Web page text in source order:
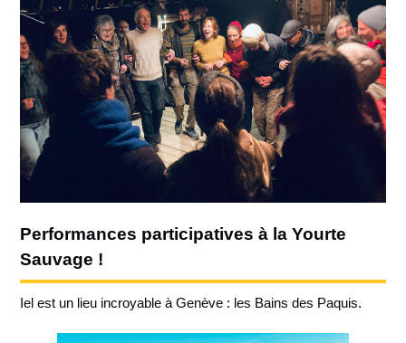
Performances participatives à la Yourte
Sauvage !
Iel est un lieu incroyable à Genève : les Bains des Paquis.